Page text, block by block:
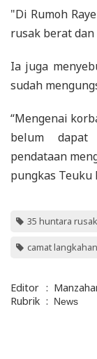
"Di Rumoh
rusak berat
Ia juga
sudah
“Mengenai
belum dapat
pendataan
pungkas Teuku
35 huntara rusak
camat langkahan
Editor :
Rubrik : News